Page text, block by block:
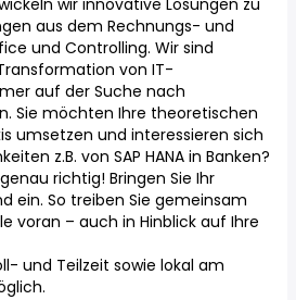
wir innovative Lösungen zu
aus dem Rechnungs- und
und Controlling. Wir sind
von IT-
auf der Suche nach
Sie möchten Ihre theoretischen
umsetzen und interessieren sich
z.B. von SAP HANA in Banken?
richtig! Bringen Sie Ihr
ein. So treiben Sie gemeinsam
voran – auch in Hinblick auf Ihre
und Teilzeit sowie lokal am